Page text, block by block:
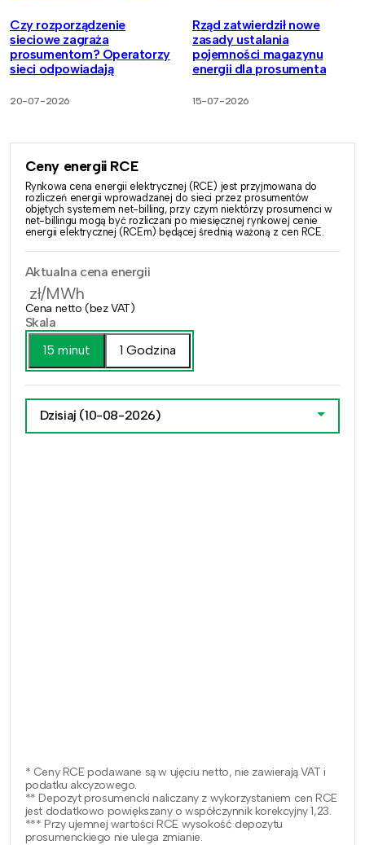
Czy rozporządzenie
sieciowe zagraża
prosumentom? Operatorzy
sieci odpowiadają
20-07-2026
Rząd zatwierdził nowe
zasady ustalania
pojemności magazynu
energii dla prosumenta
15-07-2026
Ceny energii RCE
Rynkowa cena energii elektrycznej (RCE) jest przyjmowana do
rozliczeń energii wprowadzanej do sieci przez prosumentów
objętych systemem net-billing, przy czym niektórzy prosumenci w
net-billingu mogą być rozliczani po miesięcznej rynkowej cenie
energii elektrycznej (RCEm) będącej średnią ważoną z cen RCE.
Aktualna cena energii
zł/MWh
Cena netto (bez VAT)
Skala
15 minut
1 Godzina
Dzisiaj (10-08-2026)
* Ceny RCE podawane są w ujęciu netto, nie zawierają VAT i
podatku akcyzowego.
** Depozyt prosumencki naliczany z wykorzystaniem cen RCE
jest dodatkowo powiększany o współczynnik korekcyjny 1,23.
*** Przy ujemnej wartości RCE wysokość depozytu
prosumenckiego nie ulega zmianie.